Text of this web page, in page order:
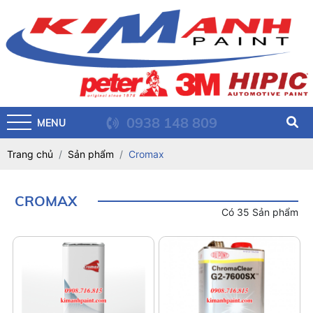
MENU 0938 148 809
Trang chủ Sản phẩm Cromax
CROMAX
Có 35 Sản phẩm